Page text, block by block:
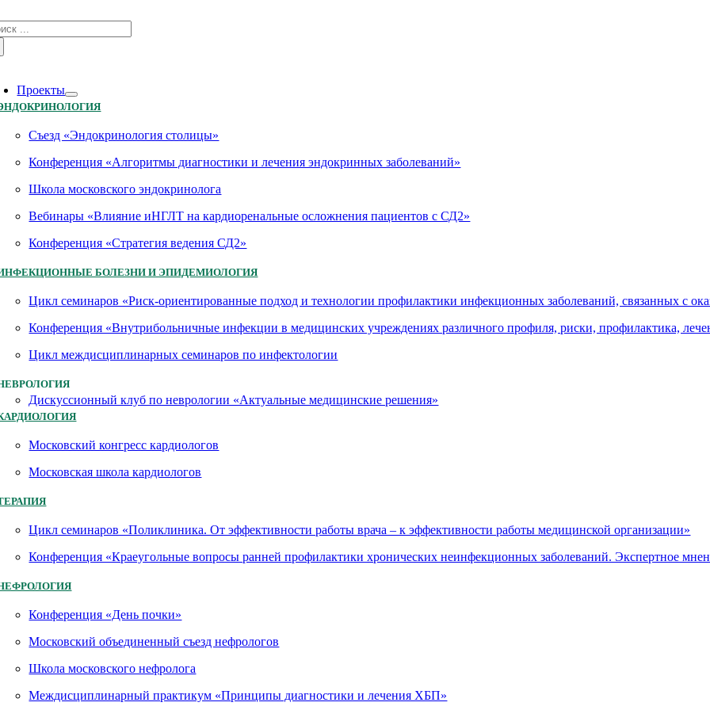
to
content
Проекты
Съезд «Эндокринология столицы»
Конференция «Алгоритмы диагностики и лечения эндокринных заболеваний»
Школа московского эндокринолога
Вебинары «Влияние иНГЛТ на кардиоренальные осложнения пациентов с СД2»
Конференция «Стратегия ведения СД2»
БОЛЕЗНИ И ЭПИДЕМИОЛОГИЯ
Цикл семинаров «Риск-ориентированные подход и технологии профилактики инфекционных заболеваний, связанных с
Конференция «Внутрибольничные инфекции в медицинских учреждениях различного профиля, риски, профилактика,
Цикл междисциплинарных семинаров по инфектологии
Дискуссионный клуб по неврологии «Актуальные медицинские решения»
Московский конгресс кардиологов
Московская школа кардиологов
Цикл семинаров «Поликлиника. От эффективности работы врача – к эффективности работы медицинской организации»
Конференция «Краеугольные вопросы ранней профилактики хронических неинфекционных заболеваний. Экспертное
Конференция «День почки»
Московский объединенный съезд нефрологов
Школа московского нефролога
Междисциплинарный практикум «Принципы диагностики и лечения ХБП»